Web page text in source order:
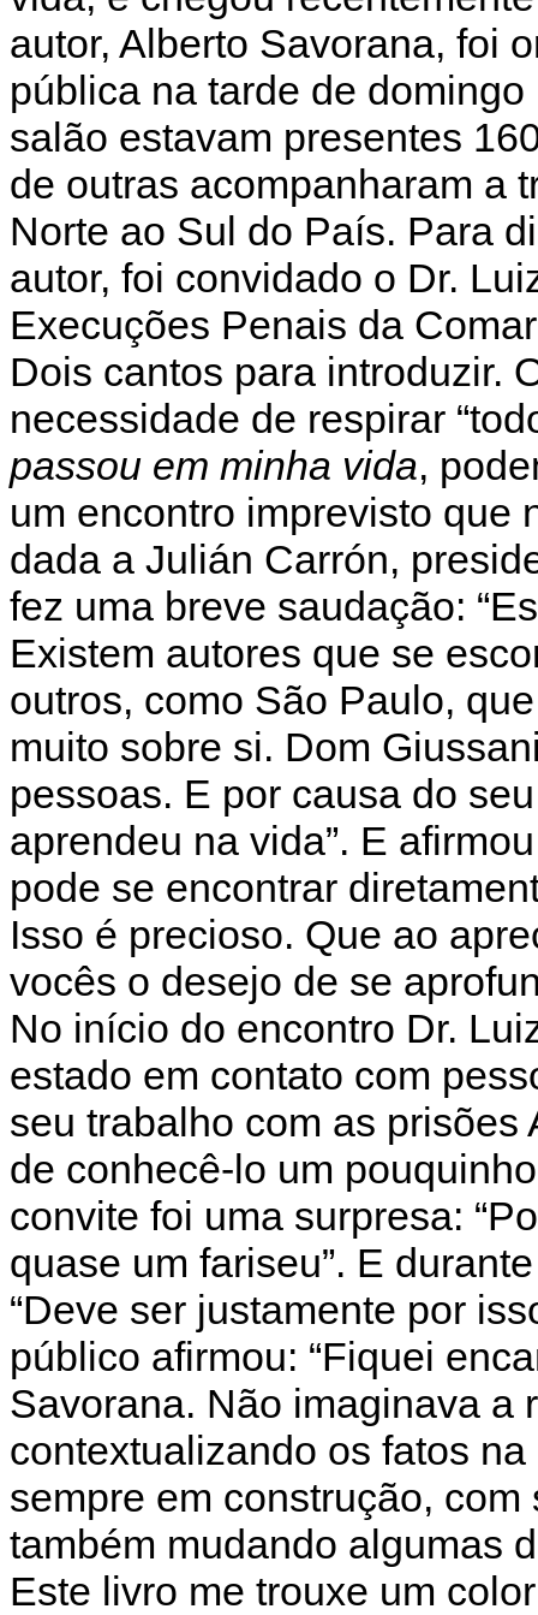
autor, Alberto Savorana, foi
pública na tarde de
salão estavam presentes
de outras acompanharam a
Norte ao Sul do País. Para
autor, foi convidado o Dr.
Execuções Penais da
Dois cantos para introduzir.
necessidade de respirar
passou em minha vida,
um encontro imprevisto que
dada a Julián Carrón,
fez uma breve saudação:
Existem autores que se
outros, como São Paulo,
muito sobre si. Dom
pessoas. E por causa do
aprendeu na vida”. E
pode se encontrar
Isso é precioso. Que ao
vocês o desejo de se
No início do encontro Dr.
estado em contato com
seu trabalho com as
de conhecê-lo um
convite foi uma surpresa:
quase um fariseu”. E
“Deve ser justamente por
público afirmou: “Fiquei
Savorana. Não imaginava a
contextualizando os fatos
sempre em construção,
também mudando algumas
Este livro me trouxe um